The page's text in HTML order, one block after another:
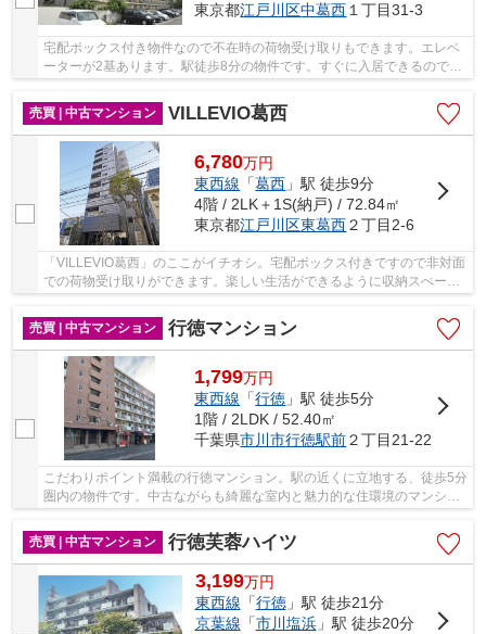
東京都江戸川区中葛西 １丁目31-3
宅配ボックス付き物件なので不在時の荷物受け取りもできます。エレベ
ーターが2基あります。駅徒歩8分の物件です。すぐに入居できるので、
売買 | 中古マンション
VILLEVIO葛西
6,780万円
東西線 「葛西 」駅 徒歩9分
4階 / 2LK＋1S(納戸) / 72.84㎡
東京都江戸川区東葛西２丁目2-6
「VILLEVIO葛西」のここがイチオシ。宅配ボックス付きですので非対面
での荷物受け取りができます。楽しい生活ができるように収納スぺース
をしっかり確保。デザイン性のあるシステムキ...
売買 | 中古マンション
行徳マンション
1,799万円
東西線 「行徳 」駅 徒歩5分
1階 / 2LDK / 52.40㎡
千葉県市川市行徳駅前２丁目21-22
こだわりポイント満載の行徳マンション。駅の近くに立地する、徒歩5分
圏内の物件です。中古ながらも綺麗な室内と魅力的な住環境のマンショ
ンです。専有面積52.4㎡の物件はいかがですか...
売買 | 中古マンション
行徳芙蓉ハイツ
3,199万円
東西線 「行徳」駅 徒歩21分
京葉線 「市川塩浜」駅 徒歩20分